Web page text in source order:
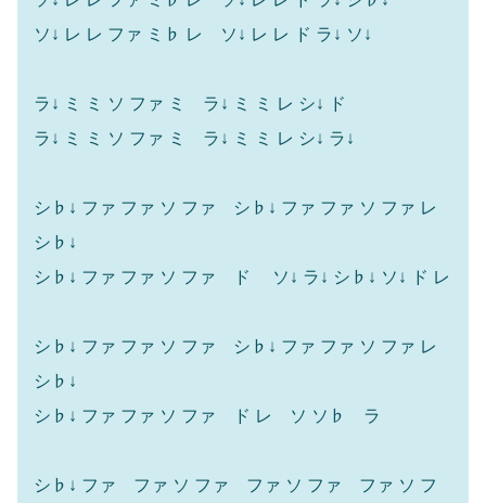
ソ↓ レ レ ファ ミ♭ レ ソ↓ レ レ ド ラ↓ ソ↓
ラ↓ ミ ミ ソ ファ ミ ラ↓ ミ ミ レ シ↓ ド
ラ↓ ミ ミ ソ ファ ミ ラ↓ ミ ミ レ シ↓ ラ↓
シ♭↓ ファ ファ ソ ファ シ♭↓ ファ ファ ソ ファ レ
シ♭↓
シ♭↓ ファ ファ ソ ファ ド ソ↓ ラ↓ シ♭↓ ソ↓ ド レ
シ♭↓ ファ ファ ソ ファ シ♭↓ ファ ファ ソ ファ レ
シ♭↓
シ♭↓ ファ ファ ソ ファ ド レ ソ ソ♭ ラ
シ♭↓ ファ ファ ソ ファ ファ ソ ファ ファ ソ フ